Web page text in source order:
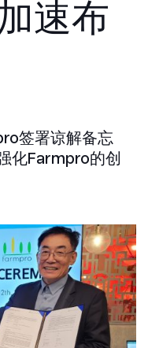
速布
签署谅解备忘
化Farmpro的创